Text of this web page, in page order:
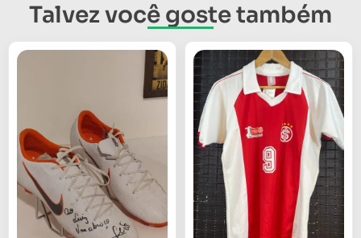
Talvez você goste também